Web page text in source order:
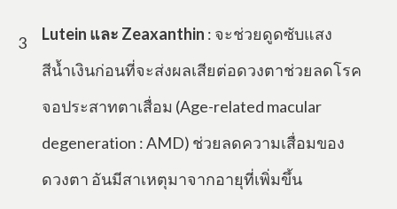
3 Lutein และ Zeaxanthin : ​จะช่วยดูดซับแสง
สีน้ำเงินก่อนที่จะส่งผลเสียต่อดวงตาช่วยลดโรค
จอประสาทตาเสื่อม (Age-related macular
degeneration : AMD) ช่วยลดความเสื่อมของ
ดวงตา อันมีสาเหตุมาจากอายุที่เพิ่มขึ้น